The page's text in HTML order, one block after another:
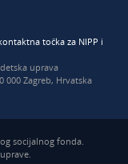
točka za NIPP i
uprava
000 Zagreb, Hrvatska
socijalnog fonda.